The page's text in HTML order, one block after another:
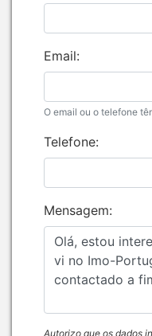
Email:
O email ou o telefone
Telefone:
Mensagem:
Autorizo que os dados